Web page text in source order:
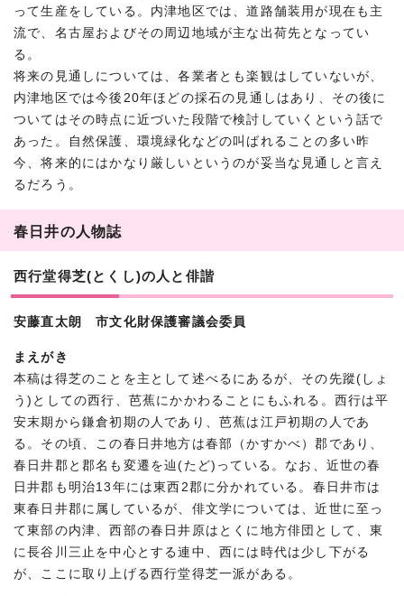
って生産をしている。内津地区では、道路舗装用が現在も主
流で、名古屋およびその周辺地域が主な出荷先となってい
る。
将来の見通しについては、各業者とも楽観はしていないが、
内津地区では今後20年ほどの採石の見通しはあり、その後に
ついてはその時点に近づいた段階で検討していくという話で
あった。自然保護、環境緑化などの叫ばれることの多い昨
今、将来的にはかなり厳しいというのが妥当な見通しと言え
るだろう。
春日井の人物誌
西行堂得芝(とくし)の人と俳諧
安藤直太朗 市文化財保護審議会委員
まえがき
本稿は得芝のことを主として述べるにあるが、その先蹤(しょ
う)としての西行、芭蕉にかかわることにもふれる。西行は平
安末期から鎌倉初期の人であり、芭蕉は江戸初期の人であ
る。その頃、この春日井地方は春部（かすかべ）郡であり、
春日井郡と郡名も変遷を辿(たど)っている。なお、近世の春
日井郡も明治13年には東西2郡に分かれている。春日井市は
東春日井郡に属しているが、俳文学については、近世に至っ
て東部の内津、西部の春日井原はとくに地方俳団として、東
に長谷川三止を中心とする連中、西には時代は少し下がる
が、ここに取り上げる西行堂得芝一派がある。